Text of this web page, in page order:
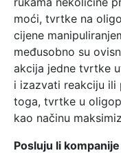
moći, tvrtke na
cijene
međusobno su
akcija jedne tvrtke
i izazvati reakciju ili
toga, tvrtke u
kao načinu
Posluju li